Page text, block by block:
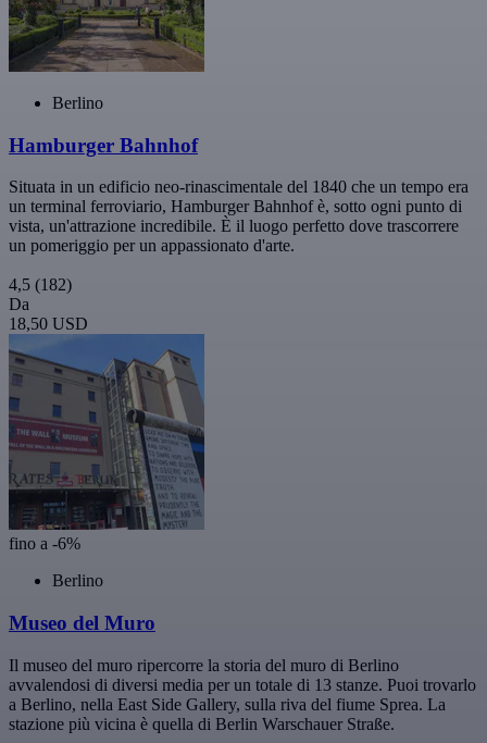
Berlino
Hamburger Bahnhof
Situata in un edificio neo-rinascimentale del 1840 che un tempo era
un terminal ferroviario, Hamburger Bahnhof è, sotto ogni punto di
vista, un'attrazione incredibile. È il luogo perfetto dove trascorrere
un pomeriggio per un appassionato d'arte.
4,5 (182)
Da
18,50 USD
fino a -6%
Berlino
Museo del Muro
Il museo del muro ripercorre la storia del muro di Berlino
avvalendosi di diversi media per un totale di 13 stanze. Puoi trovarlo
a Berlino, nella East Side Gallery, sulla riva del fiume Sprea. La
stazione più vicina è quella di Berlin Warschauer Straße.